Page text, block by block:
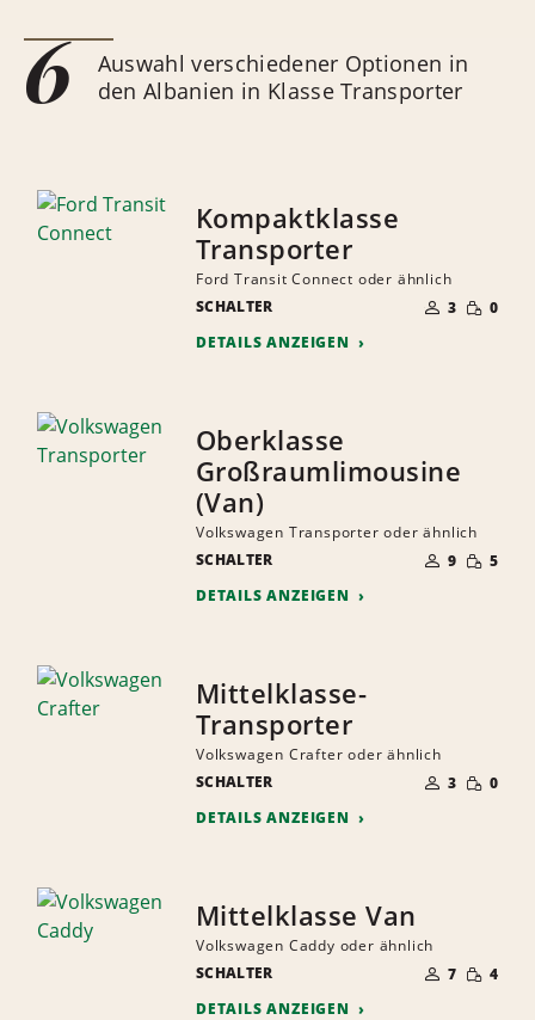
6
Auswahl verschiedener Optionen in
den Albanien in Klasse Transporter
Kompaktklasse
Transporter
Ford Transit Connect oder ähnlich
SCHALTER
DER
MITFAHRER
3 GERINGE
MENGE
0
DETAILS ANZEIGEN
Oberklasse
Großraumlimousine
(Van)
Volkswagen Transporter oder ähnlich
SCHALTER
DER
MITFAHRER
9 GERINGE
MENGE
5
DETAILS ANZEIGEN
Mittelklasse-
Transporter
Volkswagen Crafter oder ähnlich
SCHALTER
DER
MITFAHRER
3 GERINGE
MENGE
0
DETAILS ANZEIGEN
Mittelklasse Van
Volkswagen Caddy oder ähnlich
SCHALTER
DER
MITFAHRER
7 GERINGE
MENGE
4
DETAILS ANZEIGEN